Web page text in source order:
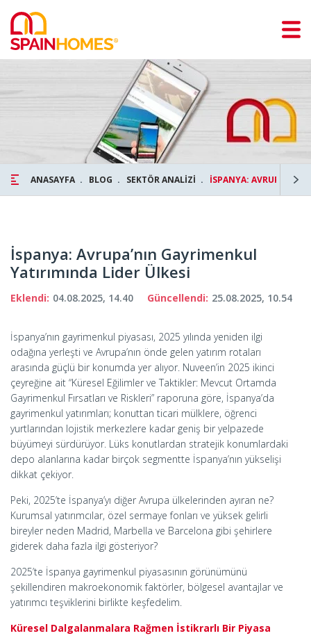
ANASAYFA BLOG SEKTÖR ANALİZİ İSPANYA: AVRUPA’NIN
İspanya: Avrupa’nın Gayrimenkul
Yatırımında Lider Ülkesi
Eklendi: 04.08.2025, 14.40 Güncellendi: 25.08.2025, 10.54
İspanya’nın gayrimenkul piyasası, 2025 yılında yeniden ilgi
odağına yerleşti ve Avrupa’nın önde gelen yatırım rotaları
arasında güçlü bir konumda yer alıyor. Nuveen’in 2025 ikinci
çeyreğine ait “Küresel Eğilimler ve Taktikler: Mevcut Ortamda
Gayrimenkul Fırsatları ve Riskleri” raporuna göre, İspanya’da
gayrimenkul yatırımları; konuttan ticari mülklere, öğrenci
yurtlarından lojistik merkezlere kadar geniş bir yelpazede
büyümeyi sürdürüyor. Lüks konutlardan stratejik konumlardaki
depo alanlarına kadar birçok segmentte İspanya’nın yükselişi
dikkat çekiyor.
Peki, 2025’te İspanya’yı diğer Avrupa ülkelerinden ayıran ne?
Kurumsal yatırımcılar, özel sermaye fonları ve yüksek gelirli
bireyler neden Madrid, Marbella ve Barcelona gibi şehirlere
giderek daha fazla ilgi gösteriyor?
2025’te İspanya gayrimenkul piyasasının görünümünü
şekillendiren makroekonomik faktörler, bölgesel avantajlar ve
yatırımcı teşviklerini birlikte keşfedelim.
Küresel Dalgalanmalara Rağmen İstikrarlı Bir Piyasa